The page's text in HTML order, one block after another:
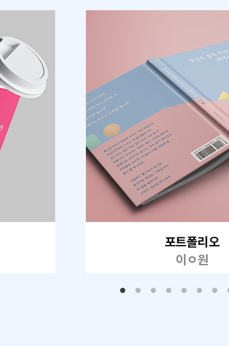
포트폴리오
이ㅇ원